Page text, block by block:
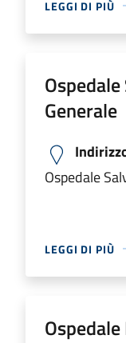
LEGGI DI PIÙ
Generale
Ospedale
LEGGI DI PIÙ
Ospedale